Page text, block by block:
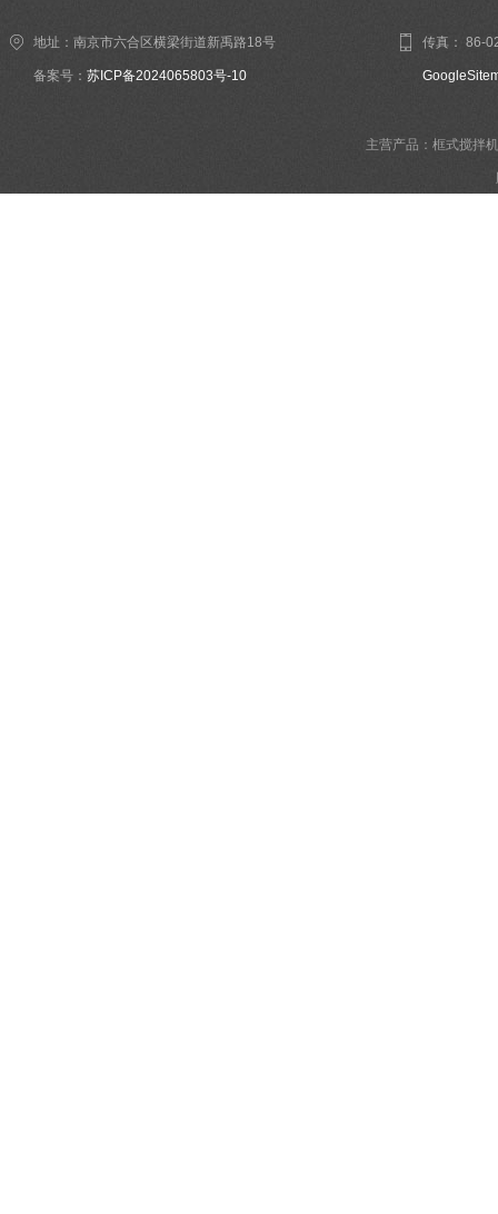
地址：南京市六合区横梁街道新禹路18号
备案号： 苏ICP备2024065803号-10
传真： 86-
主营产品：框式搅拌